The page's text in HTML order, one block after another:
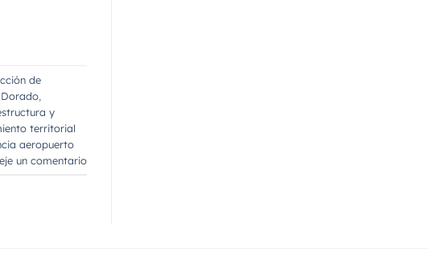
de
Dorado
y
territorial
aeropuerto
un comentario